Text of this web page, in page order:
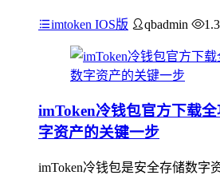
imtoken IOS版 qbadmin
imToken冷钱包官方下载
字资产的关键一步
imToken冷钱包是安全存储数字